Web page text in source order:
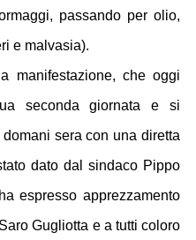
passando per olio,
e malvasia).
manifestazione, che oggi
seconda giornata e si
sera con una diretta
dato dal sindaco Pippo
espresso apprezzamento
Gugliotta e a tutti coloro